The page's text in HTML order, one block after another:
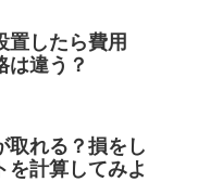
置したら費用
は違う？
取れる？損をし
を計算してみよ